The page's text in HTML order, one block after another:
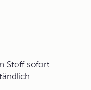
Stoff sofort